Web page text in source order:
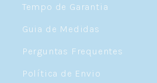
Tempo de Garantia
Guia de Medidas
Perguntas Frequentes
Política de Envio